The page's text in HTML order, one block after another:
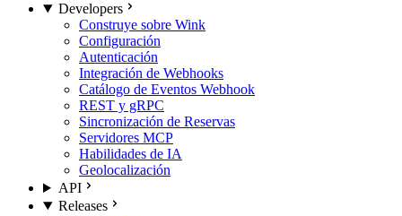
Developers
Construye sobre Wink
Configuración
Autenticación
Integración de Webhooks
Catálogo de Eventos Webhook
REST y gRPC
Sincronización de Reservas
Servidores MCP
Habilidades de IA
Geolocalización
API
Releases